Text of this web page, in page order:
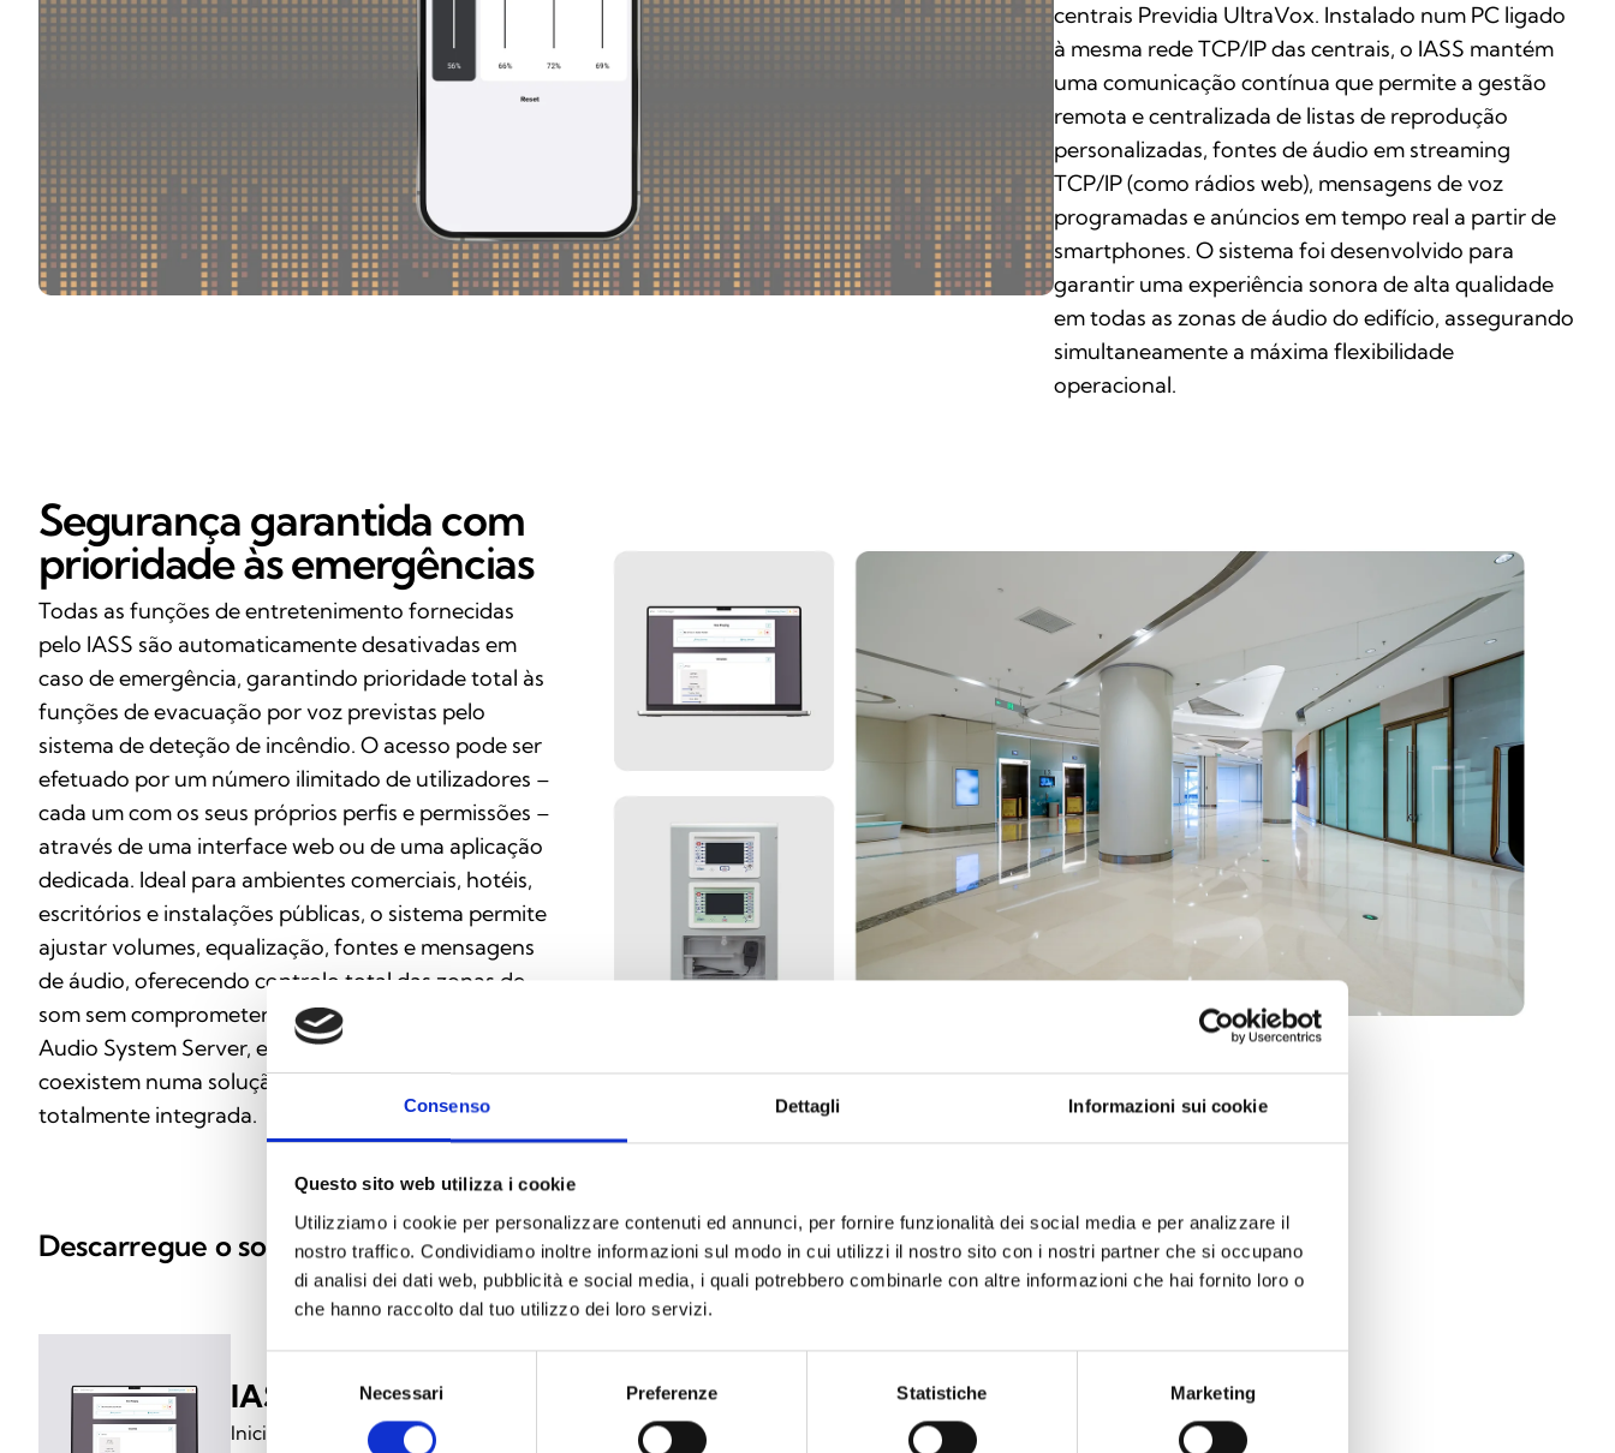
Consenso Dettagli Informazioni sui cookie
Questo sito web utilizza i cookie
Utilizziamo i cookie per personalizzare contenuti ed annunci, per fornire funzionalità dei social media e per analizzare il
nostro traffico. Condividiamo inoltre informazioni sul modo in cui utilizzi il nostro sito con i nostri partner che si occupano
di analisi dei dati web, pubblicità e social media, i quali potrebbero combinarle con altre informazioni che hai fornito loro o
che hanno raccolto dal tuo utilizzo dei loro servizi.
del
Necessari Preferenze Statistiche Marketing
centrais Previdia UltraVox. Instalado num PC ligado
à mesma rede TCP/IP das centrais, o IASS mantém
uma comunicação contínua que permite a gestão
remota e centralizada de listas de reprodução
personalizadas, fontes de áudio em streaming
TCP/IP (como rádios web), mensagens de voz
programadas e anúncios em tempo real a partir de
smartphones. O sistema foi desenvolvido para
garantir uma experiência sonora de alta qualidade
em todas as zonas de áudio do edifício, assegurando
simultaneamente a máxima flexibilidade
operacional.
Segurança garantida com
prioridade às emergências
Todas as funções de entretenimento fornecidas
pelo IASS são automaticamente desativadas em
caso de emergência, garantindo prioridade total às
funções de evacuação por voz previstas pelo
sistema de deteção de incêndio. O acesso pode ser
efetuado por um número ilimitado de utilizadores –
cada um com os seus próprios perfis e permissões –
através de uma interface web ou de uma aplicação
dedicada. Ideal para ambientes comerciais, hotéis,
escritórios e instalações públicas, o sistema permite
ajustar volumes, equalização, fontes e mensagens
de áudio, oferecendo controlo total das zonas de
som sem comprometer a segurança. Com o Inim
Audio System Server, entretenimento e proteção
coexistem numa solução fiável, inovadora e
totalmente integrada.
Descarregue o software
IASS-SERVER
Inicie sessão no MyInim e descarregue o software na secção